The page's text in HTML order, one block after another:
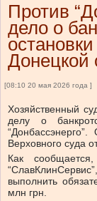
Против
дело о
Донецкой
[08:10 20 мая 2026 года ]
Хозяйственный
делу о
Верховного суда
Как
выполнить
млн грн.